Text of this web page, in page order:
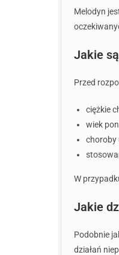
Melodyn
Jakie
Przed
ciężkie
wiek
choroby
W
Jakie
Podobnie
działań